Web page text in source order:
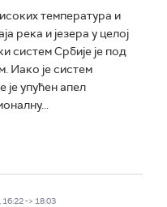
температура и
река и језера у целој
систем Србије је под
Иако је систем
је упућен апел
-> 18:03